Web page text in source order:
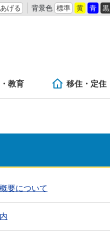
げる 背景色 標準 黄 青 黒
教育 移住・定住
要について